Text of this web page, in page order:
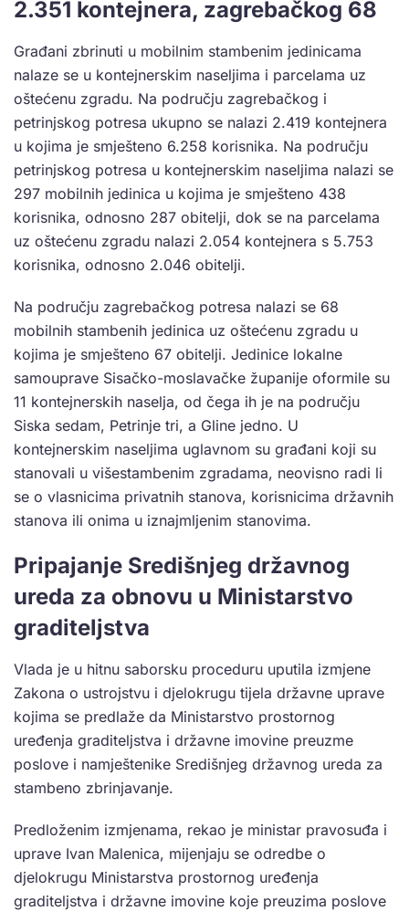
2.351 kontejnera, zagrebačkog 68
Građani zbrinuti u mobilnim stambenim jedinicama
nalaze se u kontejnerskim naseljima i parcelama uz
oštećenu zgradu. Na području zagrebačkog i
petrinjskog potresa ukupno se nalazi 2.419 kontejnera
u kojima je smješteno 6.258 korisnika. Na području
petrinjskog potresa u kontejnerskim naseljima nalazi se
297 mobilnih jedinica u kojima je smješteno 438
korisnika, odnosno 287 obitelji, dok se na parcelama
uz oštećenu zgradu nalazi 2.054 kontejnera s 5.753
korisnika, odnosno 2.046 obitelji.
Na području zagrebačkog potresa nalazi se 68
mobilnih stambenih jedinica uz oštećenu zgradu u
kojima je smješteno 67 obitelji. Jedinice lokalne
samouprave Sisačko-moslavačke županije oformile su
11 kontejnerskih naselja, od čega ih je na području
Siska sedam, Petrinje tri, a Gline jedno. U
kontejnerskim naseljima uglavnom su građani koji su
stanovali u višestambenim zgradama, neovisno radi li
se o vlasnicima privatnih stanova, korisnicima državnih
stanova ili onima u iznajmljenim stanovima.
Pripajanje Središnjeg državnog
ureda za obnovu u Ministarstvo
graditeljstva
Vlada je u hitnu saborsku proceduru uputila izmjene
Zakona o ustrojstvu i djelokrugu tijela državne uprave
kojima se predlaže da Ministarstvo prostornog
uređenja graditeljstva i državne imovine preuzme
poslove i namještenike Središnjeg državnog ureda za
stambeno zbrinjavanje.
Predloženim izmjenama, rekao je ministar pravosuđa i
uprave Ivan Malenica, mijenjaju se odredbe o
djelokrugu Ministarstva prostornog uređenja
graditeljstva i državne imovine koje preuzima poslove